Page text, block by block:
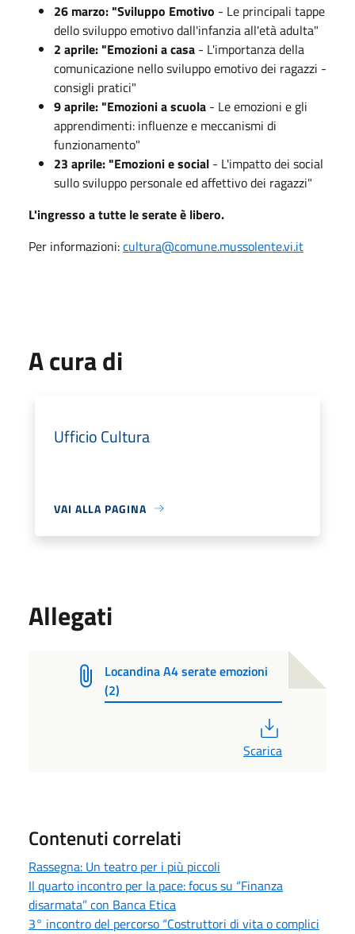
26 marzo: "Sviluppo Emotivo - Le principali tappe
dello sviluppo emotivo dall'infanzia all'età adulta"
2 aprile: "Emozioni a casa - L'importanza della
comunicazione nello sviluppo emotivo dei ragazzi -
consigli pratici"
9 aprile: "Emozioni a scuola - Le emozioni e gli
apprendimenti: influenze e meccanismi di
funzionamento"
23 aprile: "Emozioni e social - L'impatto dei social
sullo sviluppo personale ed affettivo dei ragazzi"
L'ingresso a tutte le serate è libero.
Per informazioni:cultura@comune.mussolente.vi.it
A cura di
Ufficio Cultura
VAI ALLA PAGINA
Allegati
Locandina A4 serate emozioni
(2)
Scarica
Contenuti correlati
Rassegna: Un teatro per i più piccoli
Il quarto incontro per la pace: focus su “Finanza
disarmata” con Banca Etica
3° incontro del percorso “Costruttori di vita o complici